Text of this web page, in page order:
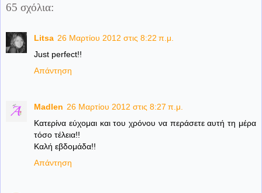
65 σχόλια:
Litsa 26 Μαρτίου 2012 στις 8:22 π.μ.
Just perfect!!
Απάντηση
Madlen 26 Μαρτίου 2012 στις 8:27 π.μ.
Κατερίνα εύχομαι και του χρόνου να περάσετε αυτή τη μέρα
τόσο τέλεια!!
Καλή εβδομάδα!!
Απάντηση